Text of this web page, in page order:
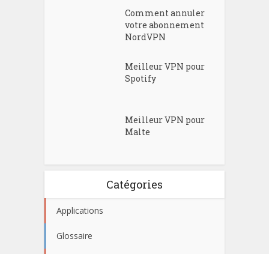
Comment annuler
votre abonnement
NordVPN
Meilleur VPN pour
Spotify
Meilleur VPN pour
Malte
Catégories
Applications
Glossaire